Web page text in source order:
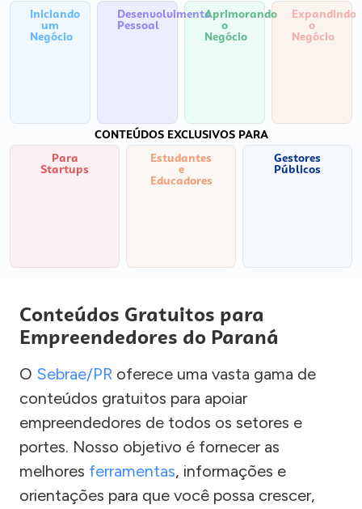
Iniciando
um
Negócio
Desenvolvimento
Pessoal
Aprimorando
o
Negócio
Expandindo
o
Negócio
CONTEÚDOS EXCLUSIVOS PARA
Para
Startups
Estudantes
e
Educadores
Gestores
Públicos
Conteúdos Gratuitos para
Empreendedores do Paraná
O Sebrae/PR oferece uma vasta gama de
conteúdos gratuitos para apoiar
empreendedores de todos os setores e
portes. Nosso objetivo é fornecer as
melhores ferramentas, informações e
orientações para que você possa crescer,